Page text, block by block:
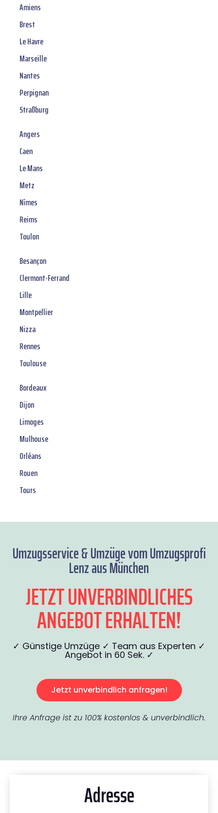
Amiens
Brest
Le Havre
Marseille
Nantes
Perpignan
Straßburg
Angers
Caen
Le Mans
Metz
Nîmes
Reims
Toulon
Besançon
Clermont-Ferrand
Lille
Montpellier
Nizza
Rennes
Toulouse
Bordeaux
Dijon
Limoges
Mulhouse
Orléans
Rouen
Tours
Umzugsservice & Umzüge vom Umzugsprofi
Lenz aus München
JETZT UNVERBINDLICHES
ANGEBOT ERHALTEN!
✓ Günstige Umzüge ✓ Team aus Experten ✓
Angebot in 60 Sek. ✓
Jetzt unverbindlich anfragen!
Ihre Anfrage ist zu 100% kostenlos & unverbindlich.
Adresse